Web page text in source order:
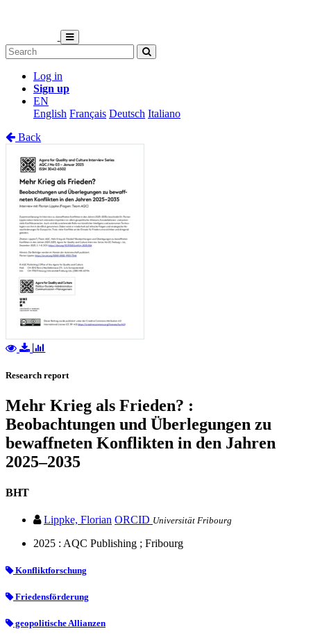
Log in
Sign up
EN
English Français Deutsch Italiano
Back
Research report
Mehr Krieg als Frieden? :
Beobachtungen und Überlegungen zu
bewaffneten Konflikten in den Jahren
2025–2035
BHT
Lippke, Florian ORCID Universität Fribourg
2025 : AQC Publishing ; Fribourg
Konfliktforschung
Friedensförderung
geopolitische Allianzen